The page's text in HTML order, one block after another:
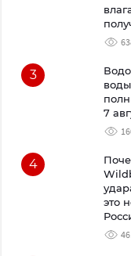
3
7
4
это